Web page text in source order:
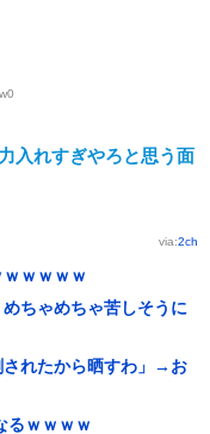
入れすぎやろと思う面
via:2ch
ｗｗｗｗ
ちゃめちゃ苦しそうに
されたから晒すわ」→お
るｗｗｗｗ